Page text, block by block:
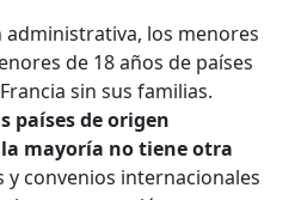
administrativa, los menores
de 18 años de países
sin sus familias.
países de origen
mayoría no tiene otra
y convenios internacionales